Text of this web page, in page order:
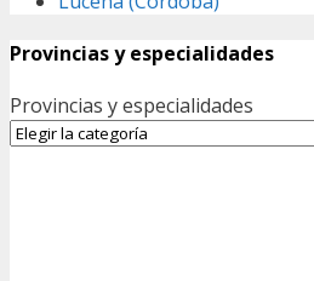
Provincias y especialidades
Provincias y especialidades